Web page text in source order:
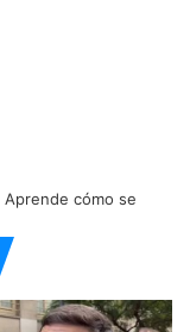
Aprende cómo se